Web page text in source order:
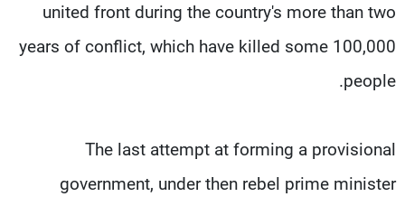
united front during the country's more than two
years of conflict, which have killed some 100,000
people.
The last attempt at forming a provisional
government, under then rebel prime minister